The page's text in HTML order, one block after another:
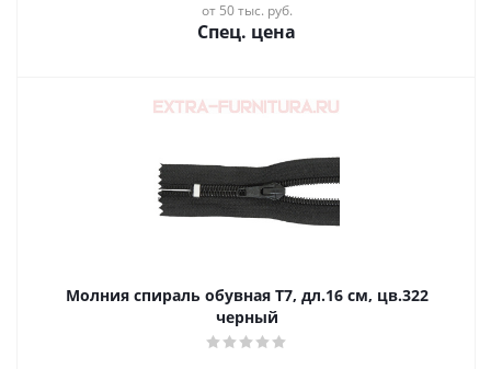
от 50 тыс. руб.
Спец. цена
Молния спираль обувная Т7, дл.16 см, цв.322
черный